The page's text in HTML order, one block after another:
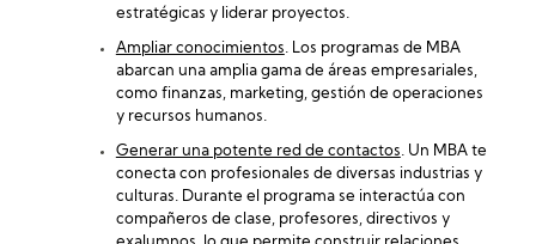
estratégicas y liderar proyectos.
Ampliar conocimientos. Los programas de MBA
abarcan una amplia gama de áreas empresariales,
como finanzas, marketing, gestión de operaciones
y recursos humanos.
Generar una potente red de contactos. Un MBA te
conecta con profesionales de diversas industrias y
culturas. Durante el programa se interactúa con
compañeros de clase, profesores, directivos y